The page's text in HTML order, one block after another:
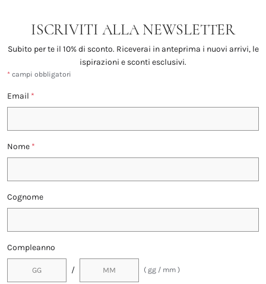
ISCRIVITI ALLA NEWSLETTER
Subito per te il 10% di sconto. Riceverai in anteprima i nuovi arrivi, le
ispirazioni e sconti esclusivi.
* campi obbligatori
Email *
Nome *
Cognome
Compleanno
/ ( gg / mm )